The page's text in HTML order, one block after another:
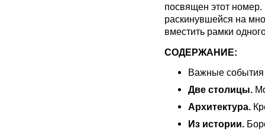
посвящен этот
раскинувшейся на
вместить рамки
СОДЕРЖАНИЕ:
Важные события
Две столицы.
Архитектура.
Из истории.